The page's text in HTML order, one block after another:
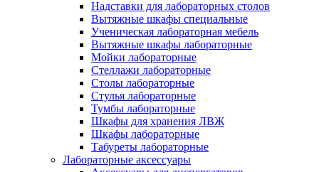
Надставки для лабораторных столов
Вытяжные шкафы специальные
Ученическая лабораторная мебель
Вытяжные шкафы лабораторные
Мойки лабораторные
Стеллажи лабораторные
Столы лабораторные
Стулья лабораторные
Тумбы лабораторные
Шкафы для хранения ЛВЖ
Шкафы лабораторные
Табуреты лабораторные
Лабораторные аксессуары